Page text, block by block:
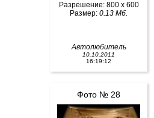
Разрешение: 800 x 600
Размер: 0.13 Мб.
Автолюбитель
10.10.2011
16:19:12
Фото № 28